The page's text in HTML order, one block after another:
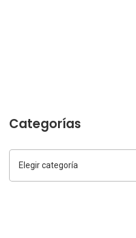
Categorías
Categorías